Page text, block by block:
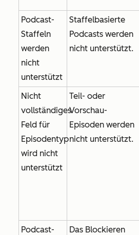
Podcast-
Staffeln
werden
nicht
unterstützt
Staffelbasierte
Podcasts werden
nicht unterstützt.
Nicht
vollständiges
Feld für
Episodentyp
wird nicht
unterstützt
Teil- oder
Vorschau-
Episoden werden
nicht unterstützt.
Podcast-
Das Blockieren